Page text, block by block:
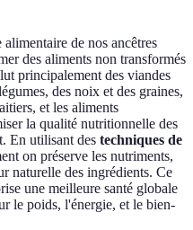
de nos ancêtres
des aliments non transformés
principalement des viandes
des noix et des graines,
et les aliments
la qualité nutritionnelle des
En utilisant des techniques de
on préserve les nutriments,
naturelle des ingrédients. Ce
une meilleure santé globale
le poids, l'énergie, et le bien-